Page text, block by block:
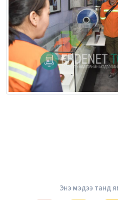
Энэ мэдээ танд